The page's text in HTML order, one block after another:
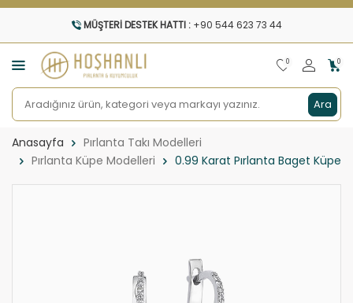
MÜŞTERI DESTEK HATTI : +90 544 623 73 44
Ara
0 0
Anasayfa
Pırlanta Takı Modelleri
Pırlanta Küpe Modelleri
0.99 Karat Pırlanta Baget Küpe